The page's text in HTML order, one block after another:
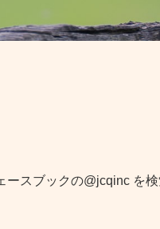
スブックの@jcqinc を検